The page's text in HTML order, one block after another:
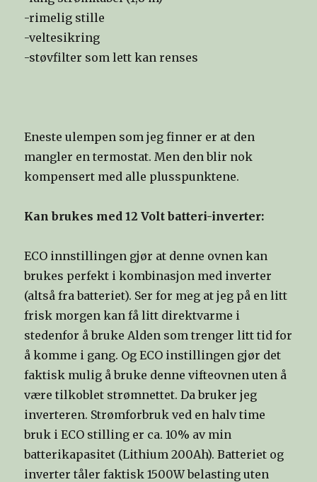
-rimelig stille
-veltesikring
-støvfilter som lett kan renses
Eneste ulempen som jeg finner er at den
mangler en termostat. Men den blir nok
kompensert med alle plusspunktene.
Kan brukes med 12 Volt batteri-inverter:
ECO innstillingen gjør at denne ovnen kan
brukes perfekt i kombinasjon med inverter
(altså fra batteriet). Ser for meg at jeg på en litt
frisk morgen kan få litt direktvarme i
stedenfor å bruke Alden som trenger litt tid for
å komme i gang. Og ECO instillingen gjør det
faktisk mulig å bruke denne vifteovnen uten å
være tilkoblet strømnettet. Da bruker jeg
inverteren. Strømforbruk ved en halv time
bruk i ECO stilling er ca. 10% av min
batterikapasitet (Lithium 200Ah). Batteriet og
inverter tåler faktisk 1500W belasting uten